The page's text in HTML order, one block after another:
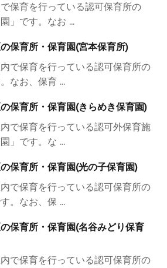
保育を行っている認可保育所の
」です。なお ...
保育所・保育園(宮本保育所)
で保育を行っている認可保育所の
なお、保育 ...
保育所・保育園(きらめき保育園)
で保育を行っている認可外保育施
」です。な ...
保育所・保育園(光の子保育園)
で保育を行っている認可保育所の
。なお、保 ...
保育所・保育園(名谷みどり保育
で保育を行っている認可保育所の